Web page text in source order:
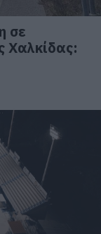
σε
Χαλκίδας: